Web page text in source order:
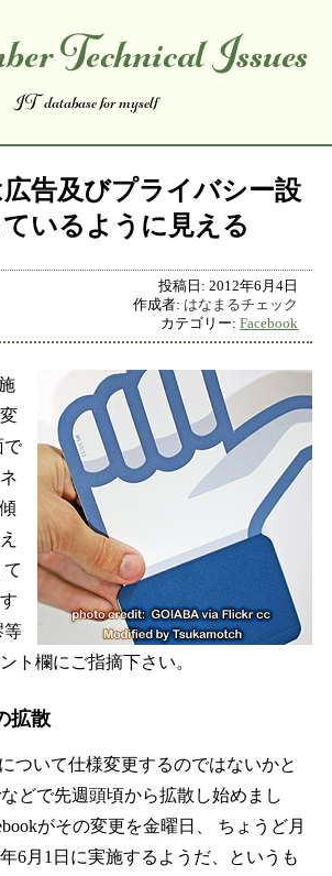
Technical Issues
IT database for myself
広告及びプライバシー設
いるように見える
投稿日:2012年6月4日
作成者: はなまるチェック
カテゴリー:Facebook
で
等
ト欄にご指摘下さい。
拡散
ついて仕様変更するのではないかと
どで先週頭頃から拡散し始めまし
がその変更を金曜日、 ちょうど月
6月1日に実施するようだ、というも